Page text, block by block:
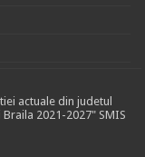
actuale din judetul
2021-2027" SMIS